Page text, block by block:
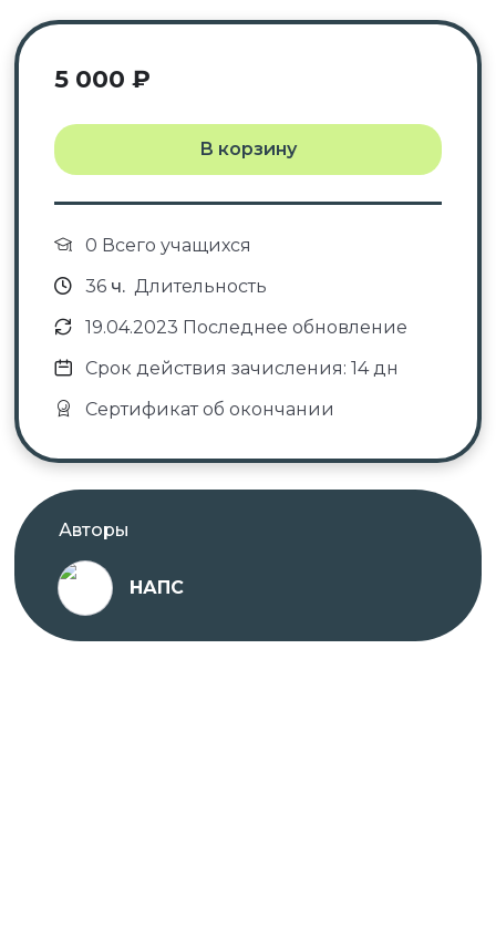
5 000 ₽
В корзину
0 Всего учащихся
36ч. Длительность
19.04.2023 Последнее обновление
Срок действия зачисления: 14 дн
Сертификат об окончании
Авторы
НАПС